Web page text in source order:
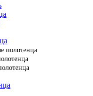
полотенца